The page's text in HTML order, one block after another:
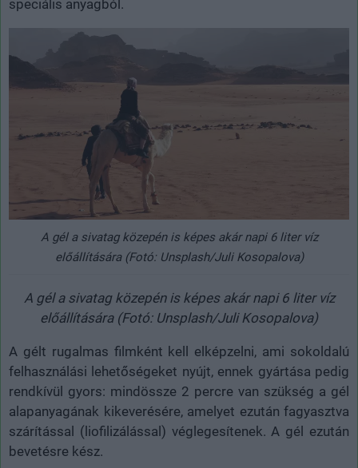
speciális anyagból.
A gél a sivatag közepén is képes akár napi 6 liter víz
előállítására (Fotó: Unsplash/Juli Kosopalova)
A gél a sivatag közepén is képes akár napi 6 liter víz
előállítására (Fotó: Unsplash/Juli Kosopalova)
A gélt rugalmas filmként kell elképzelni, ami sokoldalú
felhasználási lehetőségeket nyújt, ennek gyártása pedig
rendkívül gyors: mindössze 2 percre van szükség a gél
alapanyagának kikeverésére, amelyet ezután fagyasztva
szárítással (liofilizálással) véglegesítenek. A gél ezután
bevetésre kész.